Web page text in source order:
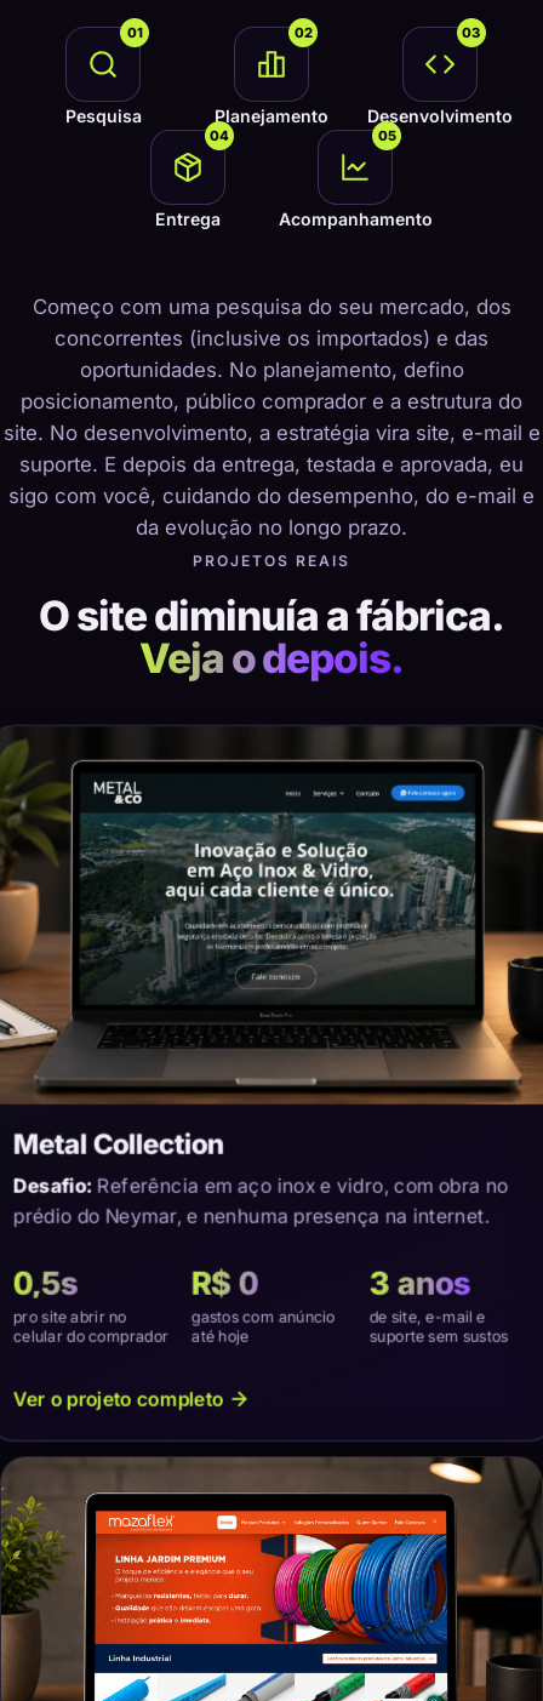
01
Pesquisa
02
Planejamento
03
Desenvolvimento
04
Entrega
05
Acompanhamento
Começo com uma pesquisa do seu mercado, dos
concorrentes (inclusive os importados) e das
oportunidades. No planejamento, defino
posicionamento, público comprador e a estrutura do
site. No desenvolvimento, a estratégia vira site, e-mail e
suporte. E depois da entrega, testada e aprovada, eu
sigo com você, cuidando do desempenho, do e-mail e
da evolução no longo prazo.
PROJETOS REAIS
O site diminuía a fábrica.
Veja o depois.
Metal Collection
Desafio:Referência em aço inox e vidro, com obra no
prédio do Neymar, e nenhuma presença na internet.
0,5s
pro site abrir no
celular do comprador
R$ 0
gastos com anúncio
até hoje
3 anos
de site, e-mail e
suporte sem sustos
Ver o projeto completo